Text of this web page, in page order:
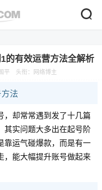
的有效运营方法全解析
平 头衔：网络博主
法
，却常常遇到发了十几篇
其实问题大多出在起号阶
靠运气碰爆款，而是有一
，能大幅提升账号做起来